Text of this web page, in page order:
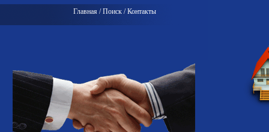
Главная /Поиск /Контакты